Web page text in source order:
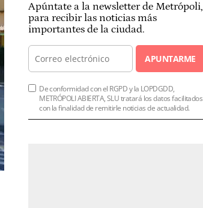
Apúntate a la newsletter de Metrópoli,
para recibir las noticias más
importantes de la ciudad.
APUNTARME
De conformidad con el RGPD y la LOPDGDD,
METRÓPOLI ABIERTA, SLU tratará los datos facilitados
con la finalidad de remitirle noticias de actualidad.